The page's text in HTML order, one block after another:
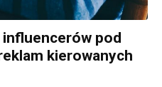
influencerów pod
kierowanych